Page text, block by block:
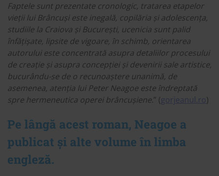
Faptele sunt prezentate cronologic, tratarea etapelor
vieții lui Brâncuși este inegală, copilăria și adolescența,
studiile la Craiova și București, ucenicia sunt palid
înfățișate, lipsite de vigoare, în schimb, orientarea
autorului este concentrată asupra detaliilor procesului
de creație și asupra concepției și devenirii sale artistice,
bucurându-se de o recunoaștere unanimă, de
asemenea, atenția lui Peter Neagoe este îndreptată
spre hermeneutica operei brâncușiene.” (gorjeanul.ro)
Pe lângă acest roman, Neagoe a
publicat și alte volume în limba
engleză.